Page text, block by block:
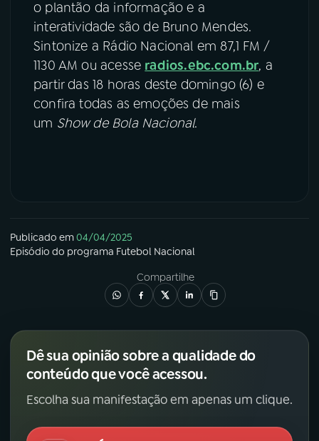
o plantão da informação e a
interatividade são de Bruno Mendes.
Sintonize a Rádio Nacional em 87,1 FM /
1130 AM ou acesse radios.ebc.com.br, a
partir das 18 horas deste domingo (6) e
confira todas as emoções de mais
um Show de Bola Nacional.
Publicado em04/04/2025
Episódio do programa Futebol Nacional
Compartilhe
Dê sua opinião sobre a qualidade do
conteúdo que você acessou.
Escolha sua manifestação em apenas um clique.